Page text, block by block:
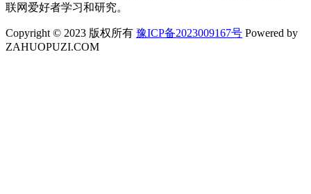
联网爱好者学习和研究。
Copyright © 2023 版权所有 豫ICP备2023009167号 Powered by
ZAHUOPUZI.COM